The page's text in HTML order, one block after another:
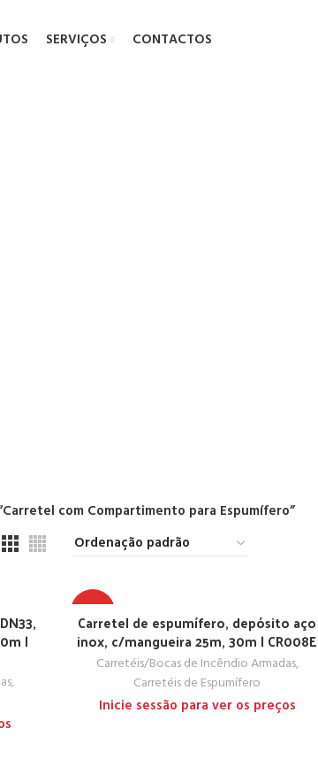
SERVIÇOS CONTACTOS
com Compartimento para Espumífero”
|
,
TOP
Carretel de espumífero, depósito aço
inox, c/mangueira 25m, 30m | CR008E
Carretéis/Bocas de Incêndio Armadas,
Carretéis de Espumífero
Inicie sessão para ver os preços